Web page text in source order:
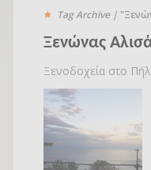
Tag Archive |
Ξενώνας
Ξενοδοχεία στο